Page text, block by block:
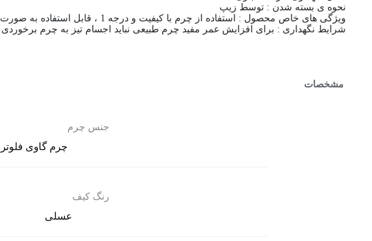
نحوه ی بسته شدن : توسط زیپ
ویژگی های خاص محصول : استفاده از چرم با کیفیت و درجه 1 ، قابل استفاده به صورت کراس بادی ، کیف کمری و کیف دستی، بند قابل تنظیم
شرایط نگهداری : برای افزایش عمر مفید چرم طبیعی نباید اجسام تیز به چرم
مشخصات
جنس چرم
چرم گاوی فلوتر
رنگ کیف
عسلی